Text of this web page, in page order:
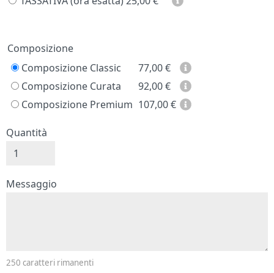
Prezzo
Composizione
Composizione Classic
77,00€
Composizione Curata
92,00€
Composizione Premium 107,00€
Quantità
Messaggio e firma
Messaggio
250 caratteri rimanenti